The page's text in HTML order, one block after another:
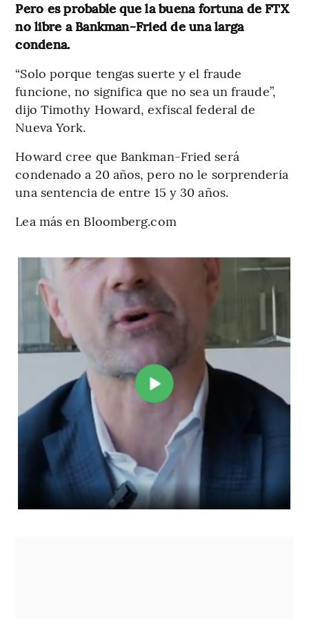
Pero es probable que la buena fortuna de FTX
no libre a Bankman-Fried de una larga
condena.
“Solo porque tengas suerte y el fraude
funcione, no significa que no sea un fraude”,
dijo Timothy Howard, exfiscal federal de
Nueva York.
Howard cree que Bankman-Fried será
condenado a 20 años, pero no le sorprendería
una sentencia de entre 15 y 30 años.
Lea más en Bloomberg.com